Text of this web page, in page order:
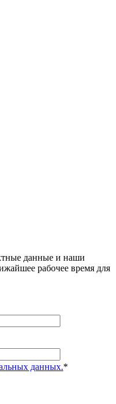
данные и наши
рабочее время для
данных.*